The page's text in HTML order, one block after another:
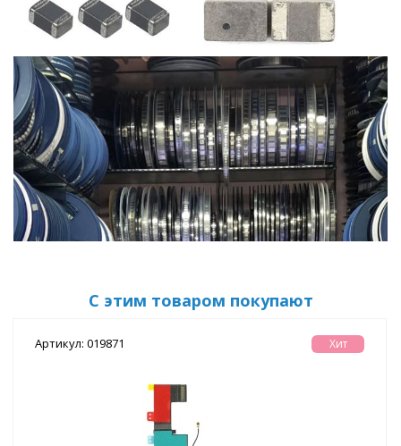
С этим товаром покупают
Артикул: 019871 Хит